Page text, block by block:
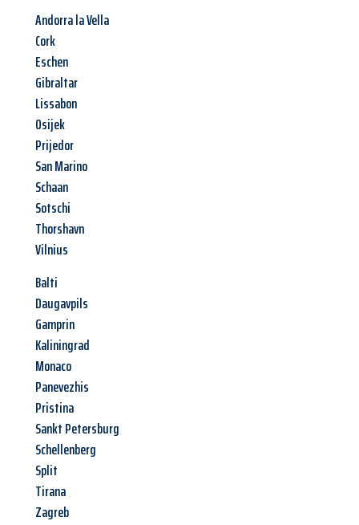
Andorra la Vella
Cork
Eschen
Gibraltar
Lissabon
Osijek
Prijedor
San Marino
Schaan
Sotschi
Thorshavn
Vilnius
Balti
Daugavpils
Gamprin
Kaliningrad
Monaco
Panevezhis
Pristina
Sankt Petersburg
Schellenberg
Split
Tirana
Zagreb